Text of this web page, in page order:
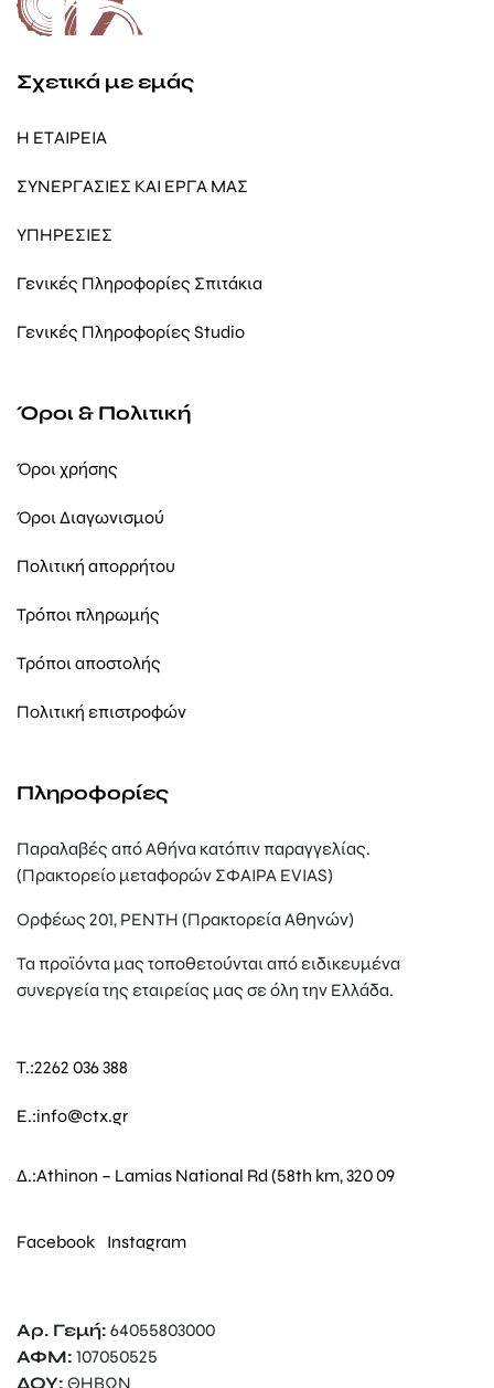
Σχετικά με εμάς
Η ΕΤΑΙΡΕΙΑ
ΣΥΝΕΡΓΑΣΙΕΣ ΚΑΙ ΕΡΓΑ ΜΑΣ
ΥΠΗΡΕΣΙΕΣ
Γενικές Πληροφορίες Σπιτάκια
Γενικές Πληροφορίες Studio
Όροι & Πολιτική
Όροι χρήσης
Όροι Διαγωνισμού
Πολιτική απορρήτου
Τρόποι πληρωμής
Τρόποι αποστολής
Πολιτική επιστροφών
Πληροφορίες
Παραλαβές από Αθήνα κατόπιν παραγγελίας.
(Πρακτορείο μεταφορών ΣΦΑΙΡΑ EVIAS)
Ορφέως 201, ΡΕΝΤΗ (Πρακτορεία Αθηνών)
Τα προϊόντα μας τοποθετούνται από ειδικευμένα
συνεργεία της εταιρείας μας σε όλη την Ελλάδα.
T.:2262 036 388
E.:info@ctx.gr
Δ.:Athinon – Lamias National Rd (58th km, 320 09
Facebook Instagram
Αρ. Γεμή: 64055803000
ΑΦΜ: 107050525
ΔΟΥ: ΘΗΒΩΝ